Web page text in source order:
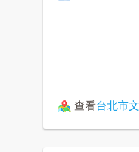
查看台北市